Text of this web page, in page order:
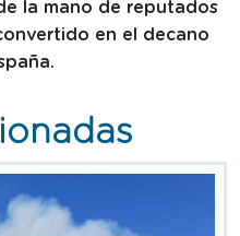
la mano de reputados
en el decano